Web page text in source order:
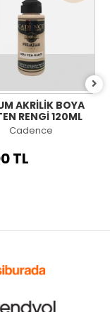
AKRİLİK BOYA
RENGİ 120ML
Cadence
TL